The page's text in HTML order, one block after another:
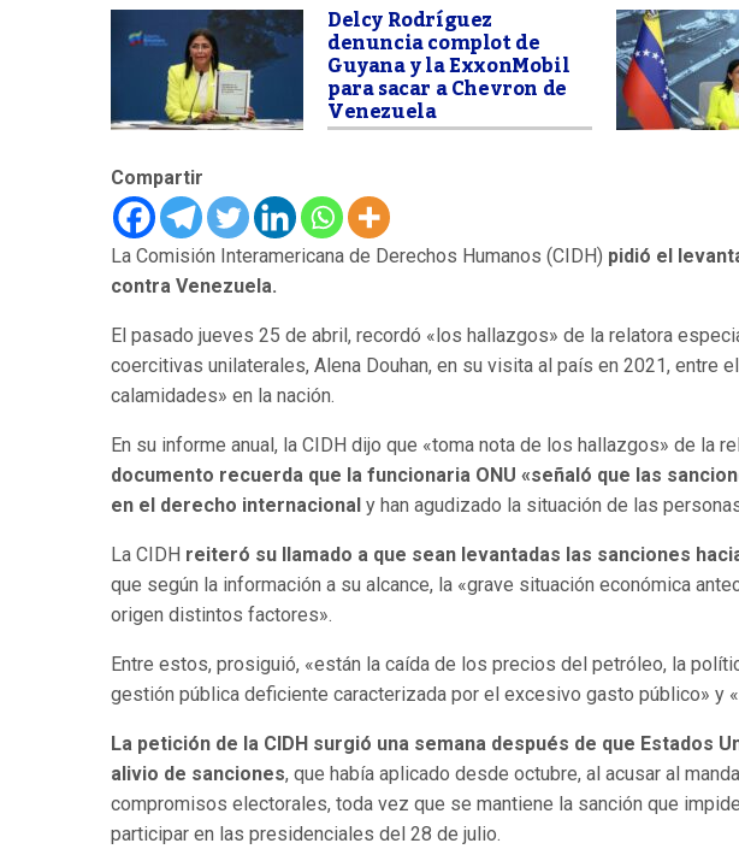
Delcy Rodríguez
denuncia complot de
Guyana y la ExxonMobil
para sacar a Chevron de
Venezuela
Compartir
La Comisión Interamericana de Derechos Humanos (CIDH) pidió el
contra Venezuela.
El pasado jueves 25 de abril, recordó «los hallazgos» de la relatora
coercitivas unilaterales, Alena Douhan, en su visita al país en 2021, entre
calamidades» en la nación.
En su informe anual, la CIDH dijo que «toma nota de los hallazgos» de la
documento recuerda que la funcionaria ONU «señaló que las
en el derecho internacional y han agudizado la situación de las
La CIDH reiteró su llamado a que sean levantadas las sanciones
que según la información a su alcance, la «grave situación económica
origen distintos factores».
Entre estos, prosiguió, «están la caída de los precios del petróleo, la
gestión pública deficiente caracterizada por el excesivo gasto público» y
La petición de la CIDH surgió una semana después de que Estados
alivio de sanciones, que había aplicado desde octubre, al acusar al
compromisos electorales, toda vez que se mantiene la sanción que
participar en las presidenciales del 28 de julio.